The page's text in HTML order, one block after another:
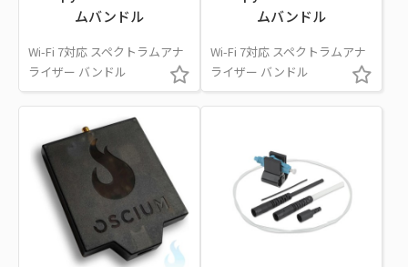
ムバンドル
Wi-Fi 7対応 スペクトラムアナ
ライザー バンドル
ムバンドル
Wi-Fi 7対応 スペクトラムアナ
ライザー バンドル